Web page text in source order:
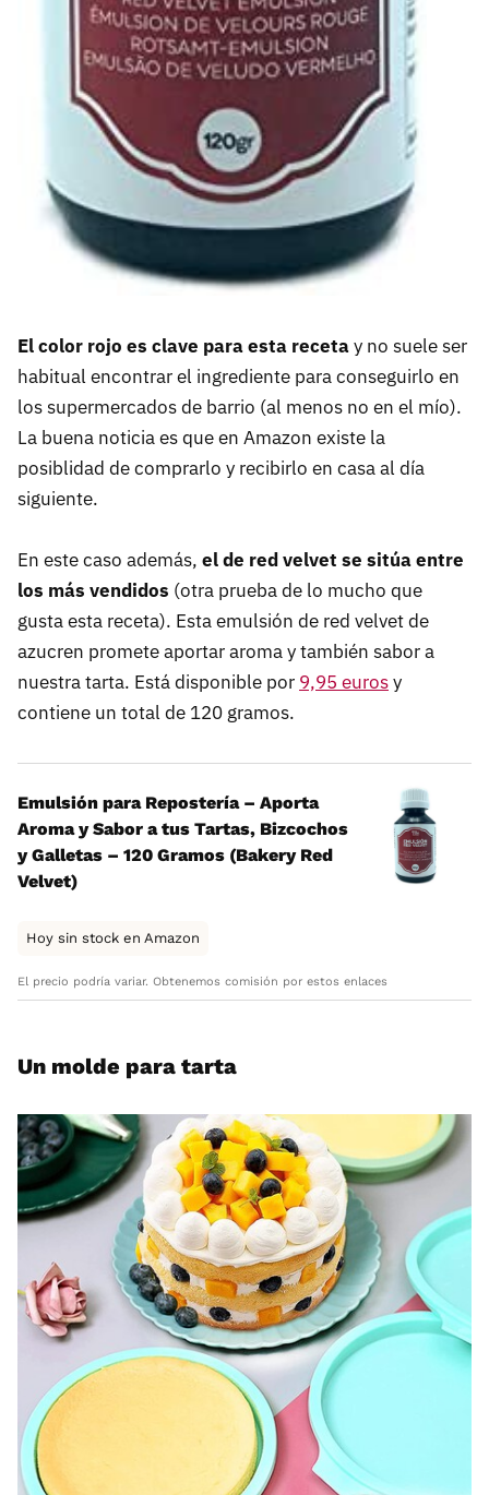
El color rojo es clave para esta recetay no suele ser
habitual encontrar el ingrediente para conseguirlo en
los supermercados de barrio (al menos no en el mío).
La buena noticia es que en Amazon existe la
posiblidad de comprarlo y recibirlo en casa al día
siguiente.
En este caso además, el de red velvet se sitúa entre
los más vendidos (otra prueba de lo mucho que
gusta esta receta). Esta emulsión de red velvet de
azucren promete aportar aroma y también sabor a
nuestra tarta. Está disponible por 9,95 eurosy
contiene un total de 120 gramos.
Emulsión para Repostería – Aporta
Aroma y Sabor a tus Tartas, Bizcochos
y Galletas – 120 Gramos (Bakery Red
Velvet)
Hoy sin stock en Amazon
El precio podría variar. Obtenemos comisión por estos enlaces
Un molde para tarta